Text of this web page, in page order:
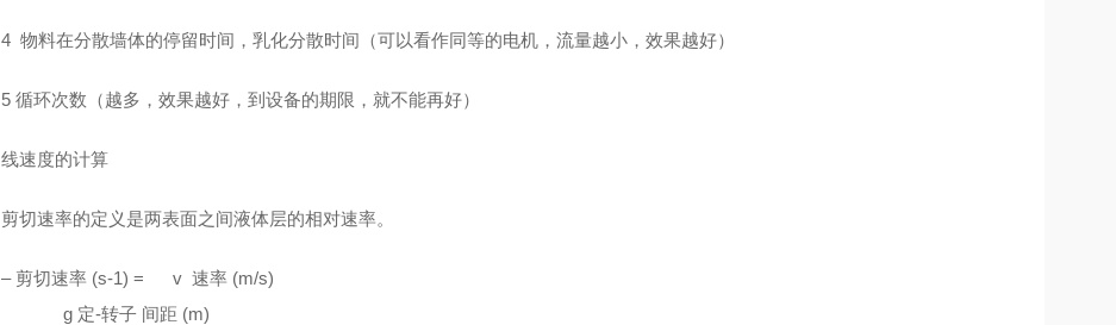
4 物料在分散墙体的停留时间，乳化分散时间（可以看作同等的电机，流量越小，效果越好）
5 循环次数（越多，效果越好，到设备的期限，就不能再好）
线速度的计算
剪切速率的定义是两表面之间液体层的相对速率。
– 剪切速率 (s-1) = v 速率 (m/s)
g 定-转子 间距 (m)